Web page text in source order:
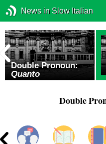
News in Slow Italian
Double Pronoun:
Quanto
Double